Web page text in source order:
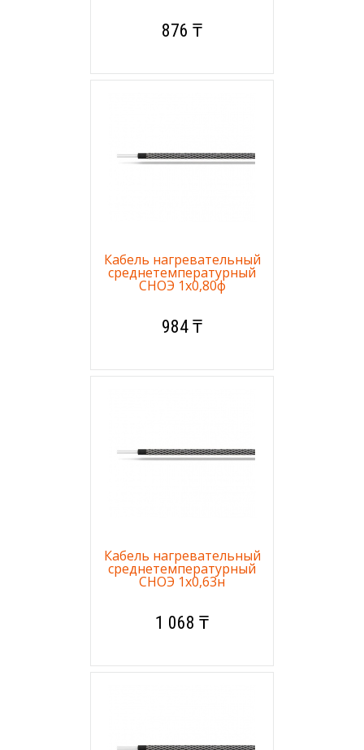
876 ₸
Кабель нагревательный
среднетемпературный
СНОЭ 1х0,80ф
984 ₸
Кабель нагревательный
среднетемпературный
СНОЭ 1х0,63н
1 068 ₸